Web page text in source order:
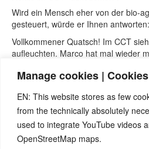
Manage cookies |
EN: This website stores as few
from the technically absolutely
used to integrate YouTube videos
OpenStreetMap maps.
Wird ein Mensch eher von der bio-
gesteuert, würde er Ihnen antworten:
Vollkommener Quatsch! Im CCT
aufleuchten. Marco hat mal wieder
Ein Mensch der eher von einer
postmortalen Konstellation in
Ihnen antworten:
Ja, Marco hat ein sehr großes
“übermenschlich” und erkennt diese